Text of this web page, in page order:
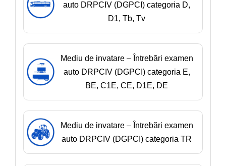
auto DRPCIV (DGPCI) categoria D,
D1, Tb, Tv
Mediu de invatare – Întrebări examen
auto DRPCIV (DGPCI) categoria E,
BE, C1E, CE, D1E, DE
Mediu de invatare – Întrebări examen
auto DRPCIV (DGPCI) categoria TR